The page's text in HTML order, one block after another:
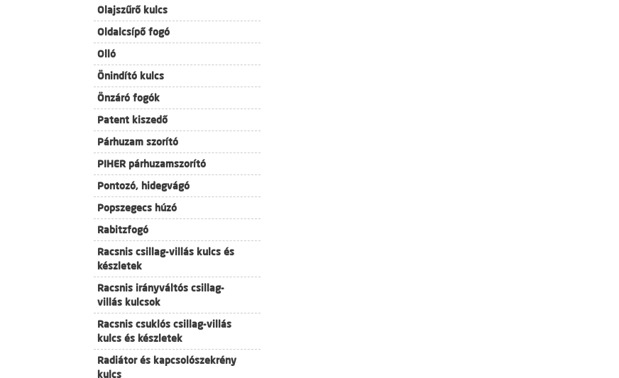
Olajszűrő kulcs
Oldalcsípő fogó
Olló
Önindító kulcs
Önzáró fogók
Patent kiszedő
Párhuzam szorító
PIHER párhuzamszorító
Pontozó, hidegvágó
Popszegecs húzó
Rabitzfogó
Racsnis csillag-villás kulcs és
készletek
Racsnis irányváltós csillag-
villás kulcsok
Racsnis csuklós csillag-villás
kulcs és készletek
Radiátor és kapcsolószekrény
kulcs